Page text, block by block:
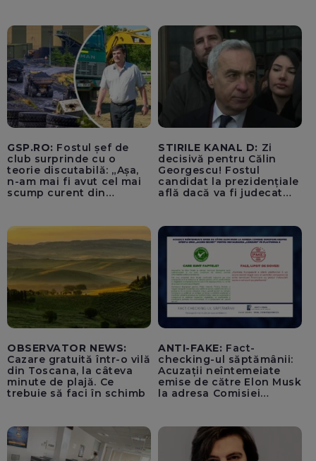
Înalta Curte de Casație și
Justiție de Adrian
Băzăvan și Asociația
„Lupii Tricolori”
GSP.RO: Fostul șef de
club surprinde cu o
teorie discutabilă: „Așa,
n-am mai fi avut cel mai
scump curent din
STIRILE KANAL D: Zi
decisivă pentru Călin
Georgescu! Fostul
candidat la prezidențiale
află dacă va fi judecat
OBSERVATOR NEWS:
Cazare gratuită într-o vilă
din Toscana, la câteva
minute de plajă. Ce
trebuie să faci în schimb
ANTI-FAKE: Fact-
checking-ul săptămânii:
Acuzații neîntemeiate
emise de către Elon Musk
la adresa Comisiei
pentru instaurarea
„cenzurii” pe platforma X